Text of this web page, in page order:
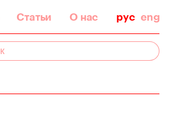
Статьи О нас рус eng